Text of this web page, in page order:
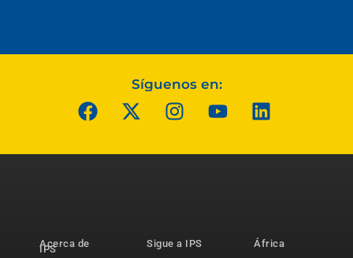
Síguenos en:
Acerca de
IPS
Sigue a IPS
África